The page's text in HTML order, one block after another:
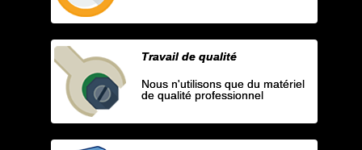
Travail de qualité
Nous n'utilisons que du matériel
de qualité professionnel